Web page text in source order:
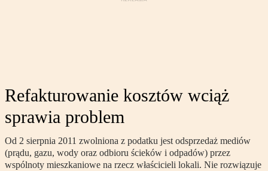
Refakturowanie kosztów wciąż
sprawia problem
Od 2 sierpnia 2011 zwolniona z podatku jest odsprzedaż mediów
(prądu, gazu, wody oraz odbioru ścieków i odpadów) przez
wspólnoty mieszkaniowe na rzecz właścicieli lokali. Nie rozwiązuje